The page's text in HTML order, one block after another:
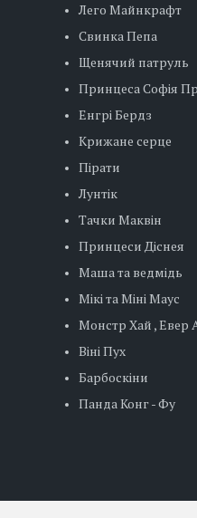
Лего Майнкрафт
Свинка Пепа
Щенячий патруль
Принцеса Софія
Енгрі Бердз
Крижане серце
Пірати
Лунтік
Тачки Маквін
Принцеси Діснея
Маша та ведмідь
Мікі та Міні Маус
Монстр Хай , Евер
Віні Пух
Барбоскіни
Панда Конг - Фу